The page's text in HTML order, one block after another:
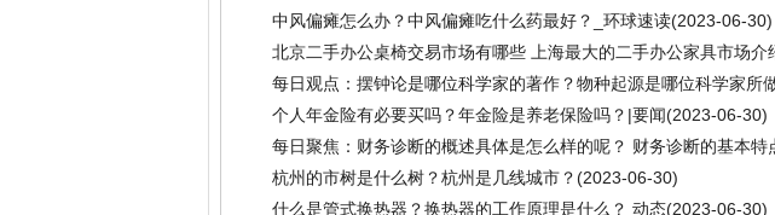
中风偏瘫怎么办？中风偏瘫吃什么药最好？_环球速读(2023-06-30)
北京二手办公桌椅交易市场有哪些 上海最大的二手办公家具市场介
每日观点：摆钟论是哪位科学家的著作？物种起源是哪位科学家所
个人年金险有必要买吗？年金险是养老保险吗？|要闻(2023-06-30)
每日聚焦：财务诊断的概述具体是怎么样的呢？ 财务诊断的基本特
06-30)
杭州的市树是什么树？杭州是几线城市？(2023-06-30)
什么是管式换热器？换热器的工作原理是什么？ 动态(2023-06-30)